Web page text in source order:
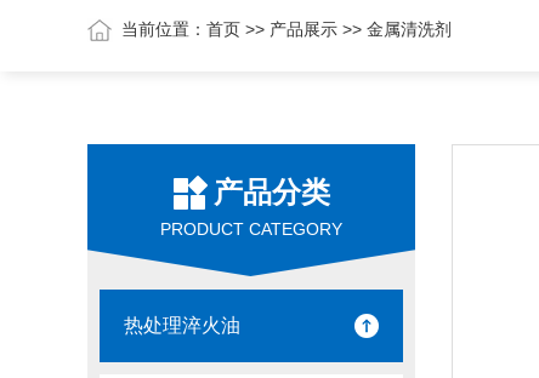
当前位置： 首页 >> 产品展示 >> 金属清洗剂
产品分类
PRODUCT CATEGORY
热处理淬火油